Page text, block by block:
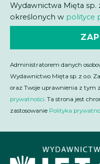
Wydawnictwa Mięta sp.
określonych w polityce
Administratorem danych
Wydawnictwo Mięta sp. z o.o.
oraz Twoje uprawnienia z tym
prywatności. Ta strona jest
zastosowanie Polityka